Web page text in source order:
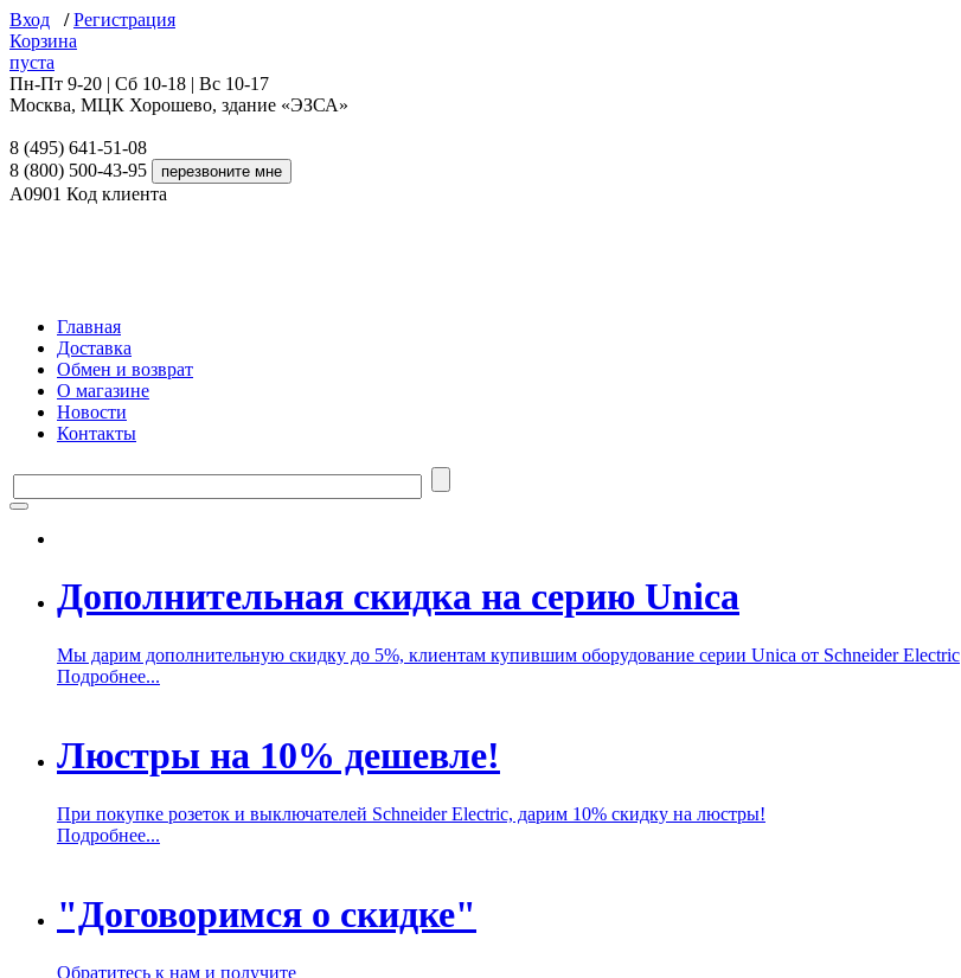
Вход / Регистрация
Корзина
пуста
Пн-Пт 9-20 | Сб 10-18 | Вс 10-17
Москва, МЦК Хорошево, здание «ЭЗСА»
8 (495) 641-51-08
8 (800) 500-43-95
A0901 Код клиента
Главная
Доставка
Обмен и возврат
О магазине
Новости
Контакты
Дополнительная скидка на серию Unica
Мы дарим дополнительную скидку до 5%, клиентам купившим оборудование серии Unica от Schneider Electric
Подробнее...
Люстры на 10% дешевле!
При покупке розеток и выключателей Schneider Electric, дарим 10% скидку на люстры!
Подробнее...
"Договоримся о скидке"
Обратитесь к нам и получите